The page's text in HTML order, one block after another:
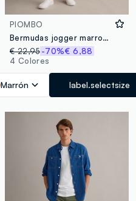
PIOMBO
Bermudas jogger marrones de mezcla de algodón con cordón, corte relaxed
€ 22,95 -70%€ 6,88
4 Colores
Marrón label.selectsize